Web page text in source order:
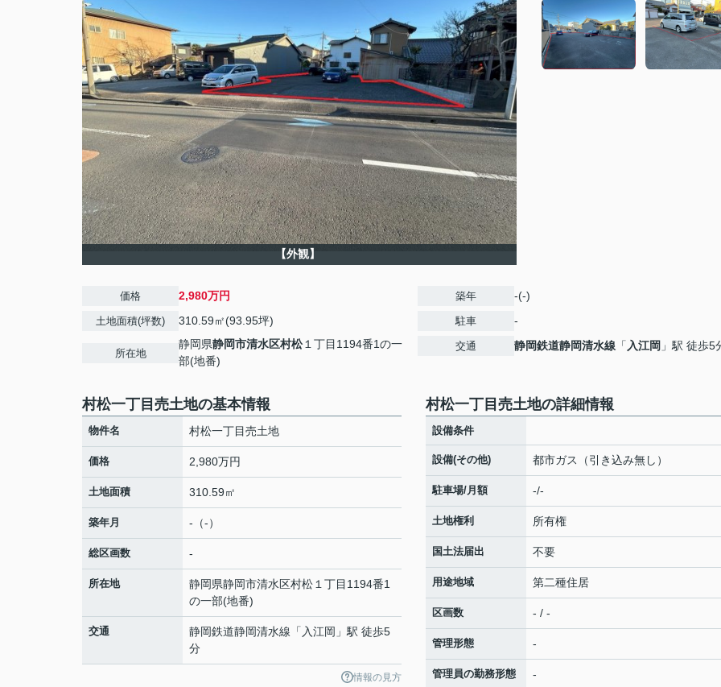
【外観】
価格 2,980万円
土地面積(坪数) 310.59㎡(93.95坪)
所在地
静岡県静岡市清水区村松１丁目1194番1の一
部(地番)
築年 -(-)
駐車 -
交通 静岡鉄道静岡清水線 「 入江岡 」駅 徒歩5
村松一丁目売土地の基本情報
物件名 村松一丁目売土地
価格 2,980万円
土地面積 310.59㎡
築年月 -（-）
総区画数 -
所在地 静岡県静岡市清水区村松 １丁目1194番1
の一部(地番)
交通 静岡鉄道静岡清水線 「 入江岡 」駅 徒歩5
分
情報の見方
村松一丁目売土地の詳細情報
設備条件
設備(その他) 都市ガス（引き込み無し）
駐車場/月額 -/-
土地権利 所有権
国土法届出 不要
用途地域 第二種住居
区画数 - / -
管理形態 -
管理員の勤務形態 -